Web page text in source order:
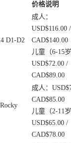
价格说明
D1-D2
成人：
USD$116.00 /
CAD$140.00
儿童（6-15
USD$72.00 /
CAD$89.00
成人：
CAD$85.00
儿童（2-11
USD$65.00 /
CAD$78.00